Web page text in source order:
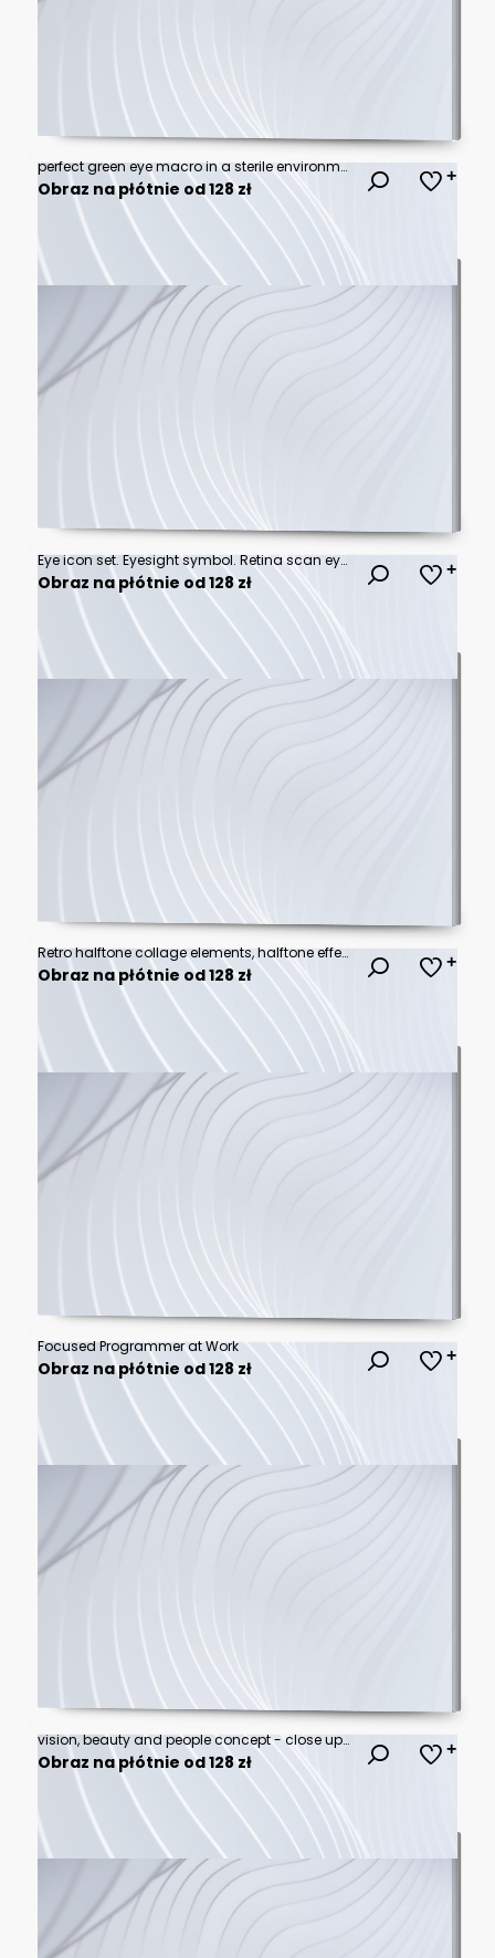
perfect green eye macro in a sterile environment and perfect vision in resolution
Obraz na płótnie od 128 zł
Eye icon set. Eyesight symbol. Retina scan eye icons. Simple eyes collection. Eye silhouette - stock vector.
Obraz na płótnie od 128 zł
Retro halftone collage elements, halftone effect design, eye retro design
Obraz na płótnie od 128 zł
Focused Programmer at Work
Obraz na płótnie od 128 zł
vision, beauty and people concept - close up of woman pointin finger to eye
Obraz na płótnie od 128 zł